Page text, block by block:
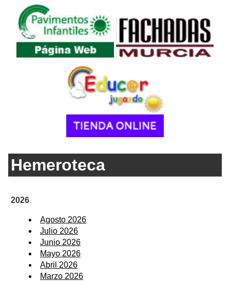
Hemeroteca
2026
Agosto 2026
Julio 2026
Junio 2026
Mayo 2026
Abril 2026
Marzo 2026